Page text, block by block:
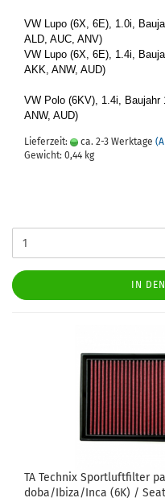
VW Lupo (6X, 6E), 1.0i,
ALD, AUC, ANV)
VW Lupo (6X, 6E), 1.4i,
AKK, ANW, AUD)
VW Polo (6KV), 1.4i, Bau­jahr
ANW, AUD)
Lieferzeit: ca. 2-3 Werktage
Gewicht: 0,44 kg
IN
TA Tech­nix Sport­luft­fil­ter
do­ba/Ibiza/Inca (6K) /